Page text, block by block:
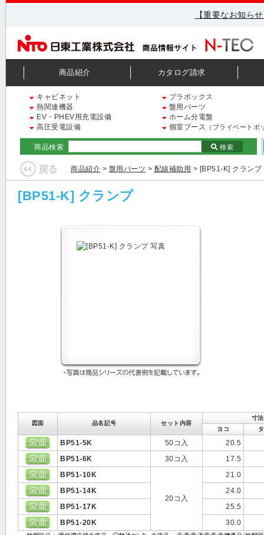
【重要なお知ら
商品紹介 カタログ請求
キャビネット
プラボックス
熱関連機器
盤用パーツ
EV・PHEV用充電設備
ホーム分電盤
高圧受電設備
個室ブース （プライベートボ
商品検索 検索
商品紹介 > 盤用パーツ > 配線補助用 > [BP51-K] クランプ
[BP51-K] クランプ
図面 品名記号 セット内容
寸
ヨコ
BP51-5K 50コ入
20.5
BP51-6K
30コ入
17.5
BP51-10K
20コ入
21.0
BP51-14K
24.0
BP51-17K
25.5
BP51-20K
30.0